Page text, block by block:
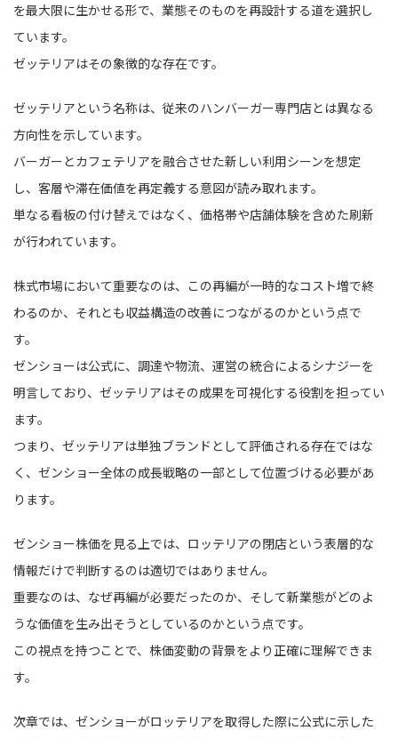
を最大限に生かせる形で、業態そのものを再設計する道を選択し
ています。
ゼッテリアはその象徴的な存在です。
ゼッテリアという名称は、従来のハンバーガー専門店とは異なる
方向性を示しています。
バーガーとカフェテリアを融合させた新しい利用シーンを想定
し、客層や滞在価値を再定義する意図が読み取れます。
単なる看板の付け替えではなく、価格帯や店舗体験を含めた刷新
が行われています。
株式市場において重要なのは、この再編が一時的なコスト増で終
わるのか、それとも収益構造の改善につながるのかという点で
す。
ゼンショーは公式に、調達や物流、運営の統合によるシナジーを
明言しており、ゼッテリアはその成果を可視化する役割を担ってい
ます。
つまり、ゼッテリアは単独ブランドとして評価される存在ではな
く、ゼンショー全体の成長戦略の一部として位置づける必要があ
ります。
ゼンショー株価を見る上では、ロッテリアの閉店という表層的な
情報だけで判断するのは適切ではありません。
重要なのは、なぜ再編が必要だったのか、そして新業態がどのよ
うな価値を生み出そうとしているのかという点です。
この視点を持つことで、株価変動の背景をより正確に理解できま
す。
次章では、ゼンショーがロッテリアを取得した際に公式に示した